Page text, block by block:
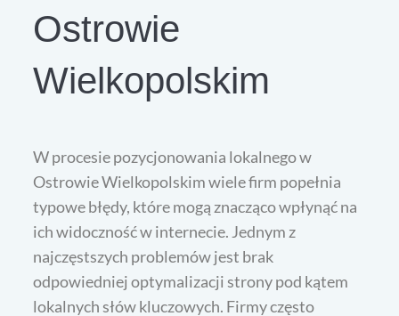
Ostrowie
Wielkopolskim
W procesie pozycjonowania lokalnego w
Ostrowie Wielkopolskim wiele firm popełnia
typowe błędy, które mogą znacząco wpłynąć na
ich widoczność w internecie. Jednym z
najczęstszych problemów jest brak
odpowiedniej optymalizacji strony pod kątem
lokalnych słów kluczowych. Firmy często